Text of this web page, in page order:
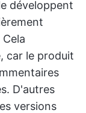
développent
car le produit
D'autres
versions